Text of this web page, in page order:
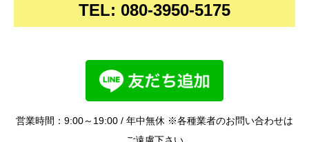
TEL: 080-3950-5175
営業時間：9:00～19:00 / 年中無休 ※各種業者のお問い合わせは